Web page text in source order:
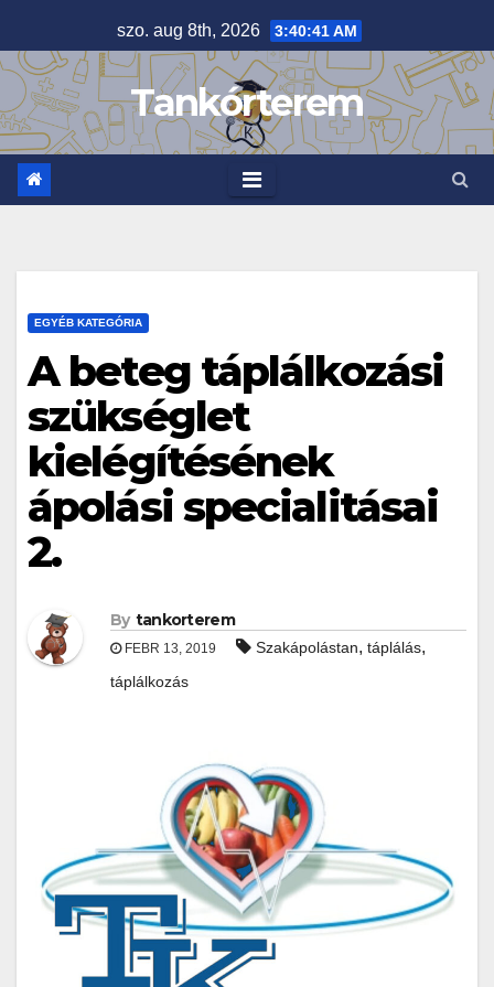
to
content
szo. aug 8th, 2026 3:40:42 AM
Tankórterem
EGYÉB KATEGÓRIA
A beteg táplálkozási
szükséglet
kielégítésének
ápolási specialitásai
2.
By tankorterem
FEBR 13, 2019 Szakápolástan, táplálás,
táplálkozás